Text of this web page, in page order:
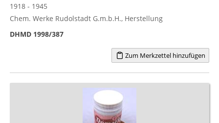
1918 - 1945
Chem. Werke Rudolstadt G.m.b.H., Herstellung
DHMD 1998/387
Zum Merkzettel hinzufügen